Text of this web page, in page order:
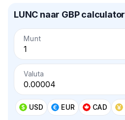
LUNC naar GBP calculator
Munt
Valuta
USD EUR CAD